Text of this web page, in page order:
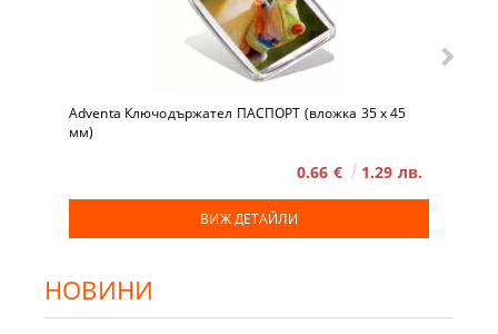
Adventa Ключодържател ПАСПОРТ (вложка 35 x 45
мм)
0.66 € 1.29 лв.
ВИЖ ДЕТАЙЛИ
НОВИНИ